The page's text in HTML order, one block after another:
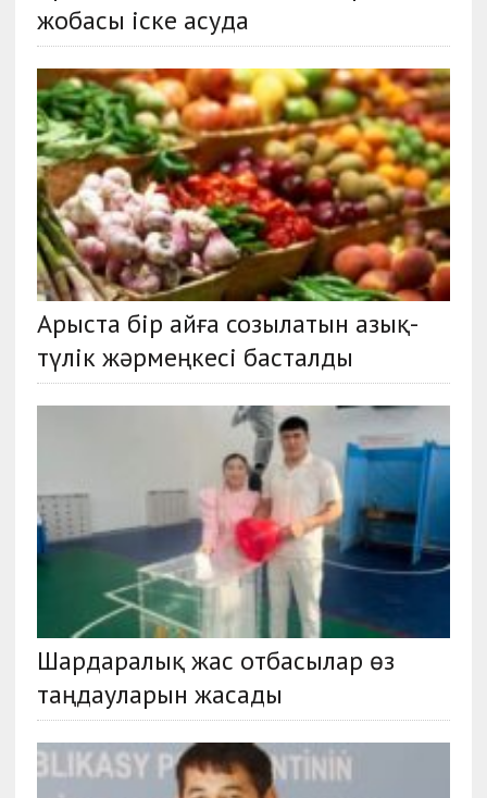
жобасы іске асуда
Арыста бір айға созылатын азық-
түлік жәрмеңкесі басталды
Шардаралық жас отбасылар өз
таңдауларын жасады